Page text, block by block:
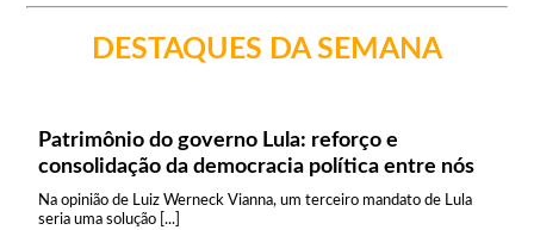
DESTAQUES DA SEMANA
Patrimônio do governo Lula: reforço e
consolidação da democracia política entre nós
Na opinião de Luiz Werneck Vianna, um terceiro mandato de Lula
seria uma solução [...]